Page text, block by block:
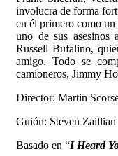
involucra de forma
en él primero como
uno de sus asesinos
Russell Bufalino,
amigo. Todo se
camioneros, Jimmy
Director: Martin
Guión: Steven Zaillian
Basado en “I Heard